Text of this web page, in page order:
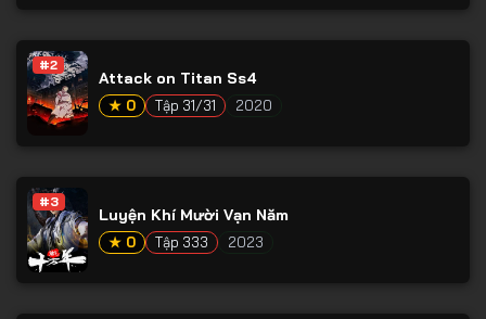
#2
Attack on Titan Ss4
★ 0 Tập 31/31 2020
#3
Luyện Khí Mười Vạn Năm
★ 0 Tập 333 2023